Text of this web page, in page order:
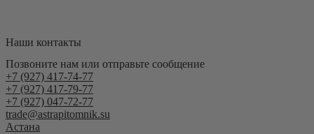
Наши контакты
Позвоните нам или отправьте сообщение
+7 (927) 417-74-77
+7 (927) 417-79-77
+7 (927) 047-72-77
trade@astrapitomnik.su
Астана